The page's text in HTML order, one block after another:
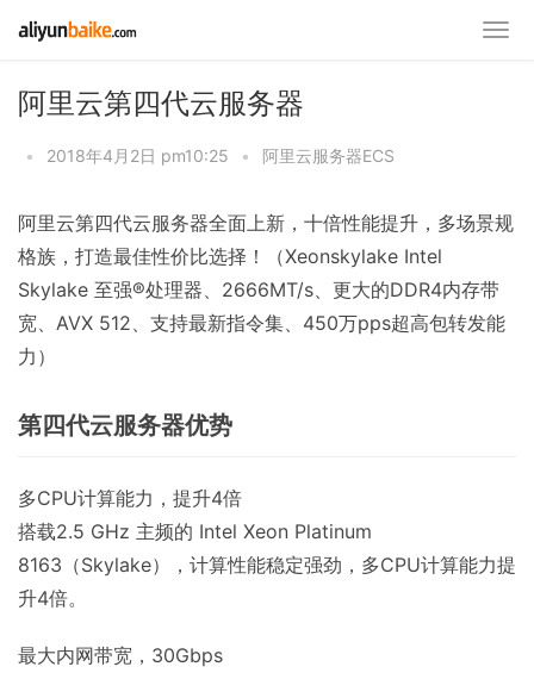
阿里云第四代云服务器
• 2018年4月2日 pm10:25 • 阿里云服务器ECS
阿里云第四代云服务器全面上新，十倍性能提升，多场景规
格族，打造最佳性价比选择！（Xeonskylake Intel
Skylake 至强®处理器、2666MT/s、更大的DDR4内存带
宽、AVX 512、支持最新指令集、450万pps超高包转发能
力）
第四代云服务器优势
多CPU计算能力，提升4倍
搭载2.5 GHz 主频的 Intel Xeon Platinum
8163（Skylake），计算性能稳定强劲，多CPU计算能力提
升4倍。
最大内网带宽，30Gbps